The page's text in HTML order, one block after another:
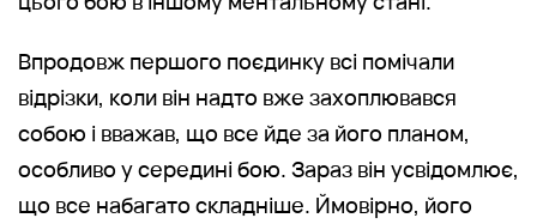
Впродовж першого поєдинку всі помічали
відрізки, коли він надто вже захоплювався
собою і вважав, що все йде за його планом,
особливо у середині бою. Зараз він усвідомлює,
що все набагато складніше. Ймовірно, його